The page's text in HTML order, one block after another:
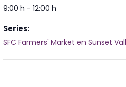
9:00 h - 12:00 h
Series:
SFC Farmers' Market en Sunset